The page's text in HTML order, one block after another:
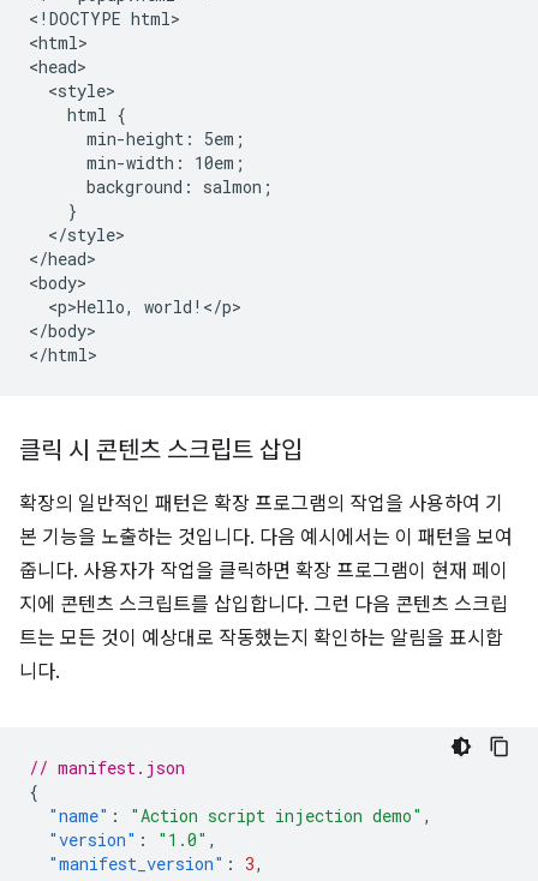
<!DOCTYPE html>
<html>
<head>
  <style>
    html {
      min-height: 5em;
      min-width: 10em;
      background: salmon;
    }
  </style>
</head>
<body>
  <p>Hello, world!</p>
</body>
클릭 시 콘텐츠 스크립트 삽입
확장의 일반적인 패턴은 확장 프로그램의 작업을 사용하여 기
본 기능을 노출하는 것입니다. 다음 예시에서는 이 패턴을 보여
줍니다. 사용자가 작업을 클릭하면 확장 프로그램이 현재 페이
지에 콘텐츠 스크립트를 삽입합니다. 그런 다음 콘텐츠 스크립
트는 모든 것이 예상대로 작동했는지 확인하는 알림을 표시합
니다.
// manifest.json
{
"name" : "Action script injection demo" ,
"version" : "1.0" ,
"manifest_version" : 3,